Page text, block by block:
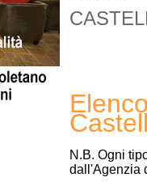
N.B. Ogni
dall'Agenzia